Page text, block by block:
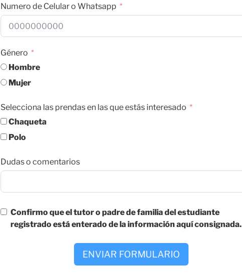
Numero de Celular o Whatsapp
Género
Hombre
Mujer
Selecciona las prendas en las que estás interesado
Chaqueta
Polo
Dudas o comentarios
Confirmo que el tutor o padre de familia del estudiante
registrado está enterado de la información aquí consignada.
ENVIAR FORMULARIO